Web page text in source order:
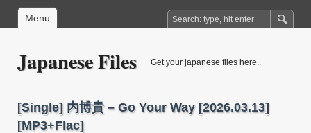
Menu
Japanese Files Get your japanese files here..
[Single] 内博貴 – Go Your Way [2026.03.13]
[MP3+Flac]